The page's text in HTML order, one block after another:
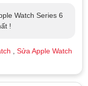
Watch Series 6
!
, Sửa Apple Watch